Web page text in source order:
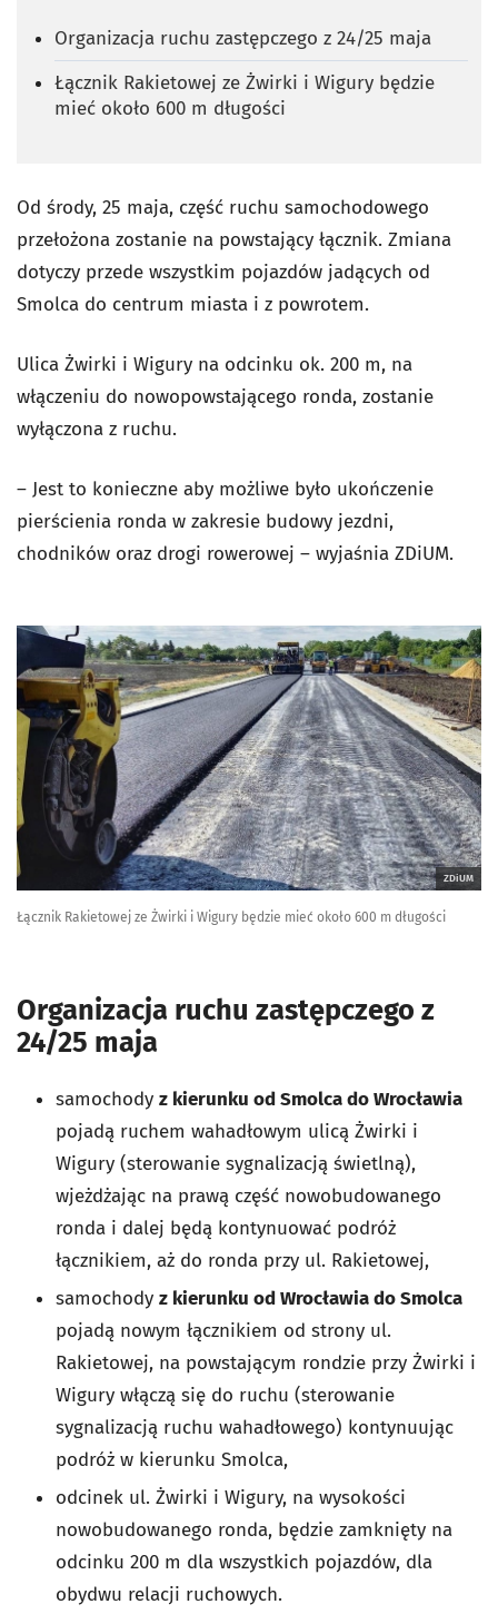
Organizacja ruchu zastępczego z 24/25 maja
Łącznik Rakietowej ze Żwirki i Wigury będzie
mieć około 600 m długości
Od środy, 25 maja, część ruchu samochodowego
przełożona zostanie na powstający łącznik. Zmiana
dotyczy przede wszystkim pojazdów jadących od
Smolca do centrum miasta i z powrotem.
Ulica Żwirki i Wigury na odcinku ok. 200 m, na
włączeniu do nowopowstającego ronda, zostanie
wyłączona z ruchu.
– Jest to konieczne aby możliwe było ukończenie
pierścienia ronda w zakresie budowy jezdni,
chodników oraz drogi rowerowej – wyjaśnia ZDiUM.
ZDiUM
Łącznik Rakietowej ze Żwirki i Wigury będzie mieć około 600 m długości
Organizacja ruchu zastępczego z
24/25 maja
samochody z kierunku od Smolca do Wrocławia
pojadą ruchem wahadłowym ulicą Żwirki i
Wigury (sterowanie sygnalizacją świetlną),
wjeżdżając na prawą część nowobudowanego
ronda i dalej będą kontynuować podróż
łącznikiem, aż do ronda przy ul. Rakietowej,
samochody z kierunku od Wrocławia do Smolca
pojadą nowym łącznikiem od strony ul.
Rakietowej, na powstającym rondzie przy Żwirki i
Wigury włączą się do ruchu (sterowanie
sygnalizacją ruchu wahadłowego) kontynuując
podróż w kierunku Smolca,
odcinek ul. Żwirki i Wigury, na wysokości
nowobudowanego ronda, będzie zamknięty na
odcinku 200 m dla wszystkich pojazdów, dla
obydwu relacji ruchowych.